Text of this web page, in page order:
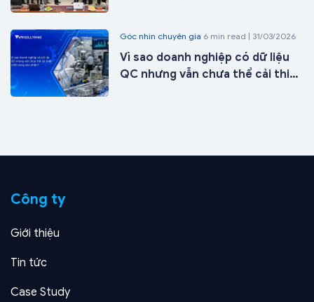
ngày triển khai
Góc nhìn chuyên gia 6 min read | 31/03/2026
Vì sao doanh nghiệp có dữ liệu
QC nhưng vẫn chưa thể cải thiện
Công ty
Giới thiệu
Tin tức
Case Study